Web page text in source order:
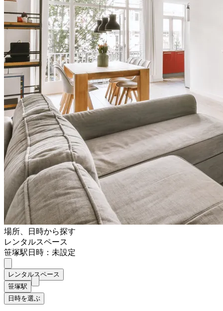
場所、日時から探す
レンタルスペース
笹塚駅日時：未設定
レンタルスペース
笹塚駅
日時を選ぶ